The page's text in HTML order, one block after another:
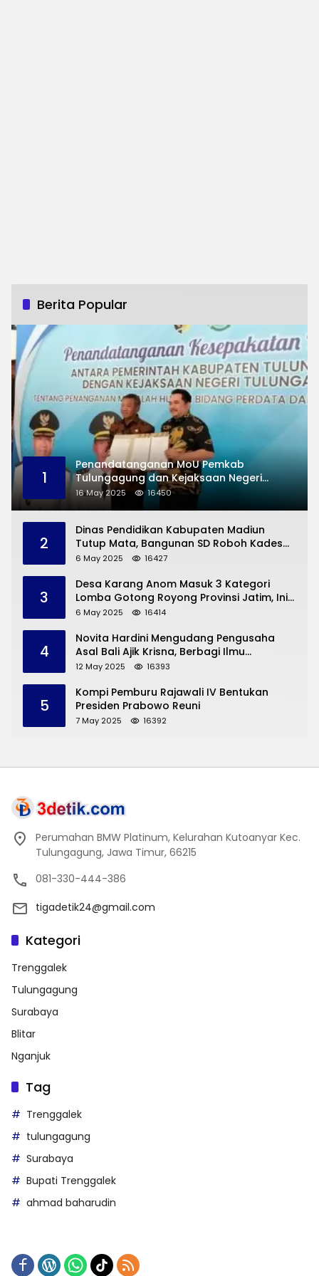
Berita Popular
1
Penandatanganan MoU Pemkab
Tulungagung dan Kejaksaan Negeri
Permasalahan Hukum
16 May 2025 16450
2
Dinas Pendidikan Kabupaten Madiun
Tutup Mata, Bangunan SD Roboh Kades
Dermorejo Bangun Pakai Dana Pribadi
6 May 2025 16427
3
Desa Karang Anom Masuk 3 Kategori
Lomba Gotong Royong Provinsi Jatim, Ini
yang Disampaikan Sekda Trenggalek
6 May 2025 16414
4
Novita Hardini Mengudang Pengusaha
Asal Bali Ajik Krisna, Berbagi Ilmu
Pengembangan Pariwisata dan UMKM
12 May 2025 16393
5
Kompi Pemburu Rajawali IV Bentukan
Presiden Prabowo Reuni
7 May 2025 16392
Perumahan BMW Platinum, Kelurahan Kutoanyar Kec.
Tulungagung, Jawa Timur, 66215
081-330-444-386
tigadetik24@gmail.com
Kategori
Trenggalek
Tulungagung
Surabaya
Blitar
Nganjuk
Tag
Trenggalek
tulungagung
Surabaya
Bupati Trenggalek
ahmad baharudin